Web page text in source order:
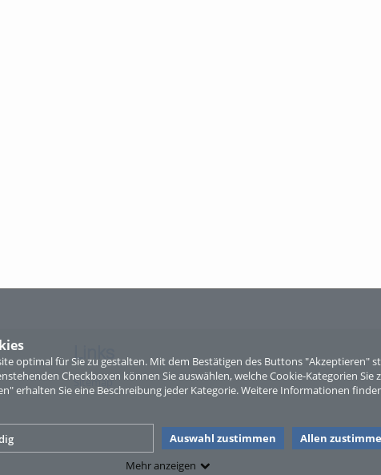
optimal für Sie zu gestalten. Mit dem Bestätigen des Buttons "Akzeptieren"
Checkboxen können Sie auswählen, welche Cookie-Kategorien Sie
erhalten Sie eine Beschreibung jeder Kategorie. Weitere Informationen
Auswahl zustimmen
Allen
Mehr anzeigen
Links
Sitemap